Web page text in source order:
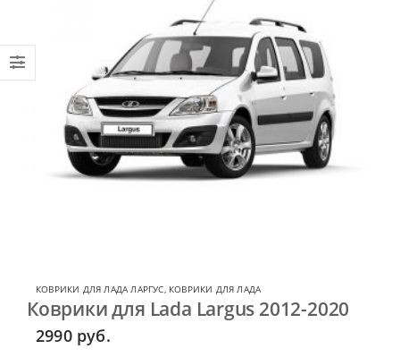
КОВРИКИ ДЛЯ ЛАДА ЛАРГУС КОВРИКИ ДЛЯ ЛАДА
Коврики для Lada Largus 2012-2020
2990 руб.